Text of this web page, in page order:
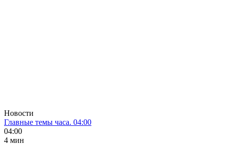
Новости
Главные темы часа. 04:00
04:00
4 мин